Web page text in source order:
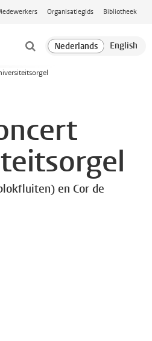
Organisatiegids Bibliotheek
en Cor de